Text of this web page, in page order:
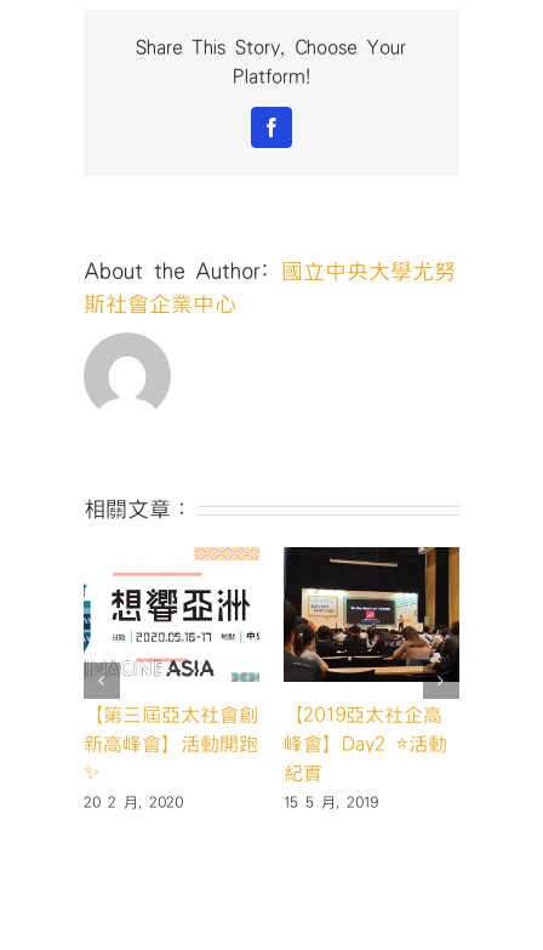
小
Share This Story, Choose Your
Platform!
Facebook
About the Author:
國立中央大學尤努
斯社會企業中心
相關文章：
【第三屆亞太社會創
新高峰會】活動開跑
✨
20 2 月, 2020
【2019亞太社企高
峰會】Day2 ⭐️活動
紀實
15 5 月, 2019